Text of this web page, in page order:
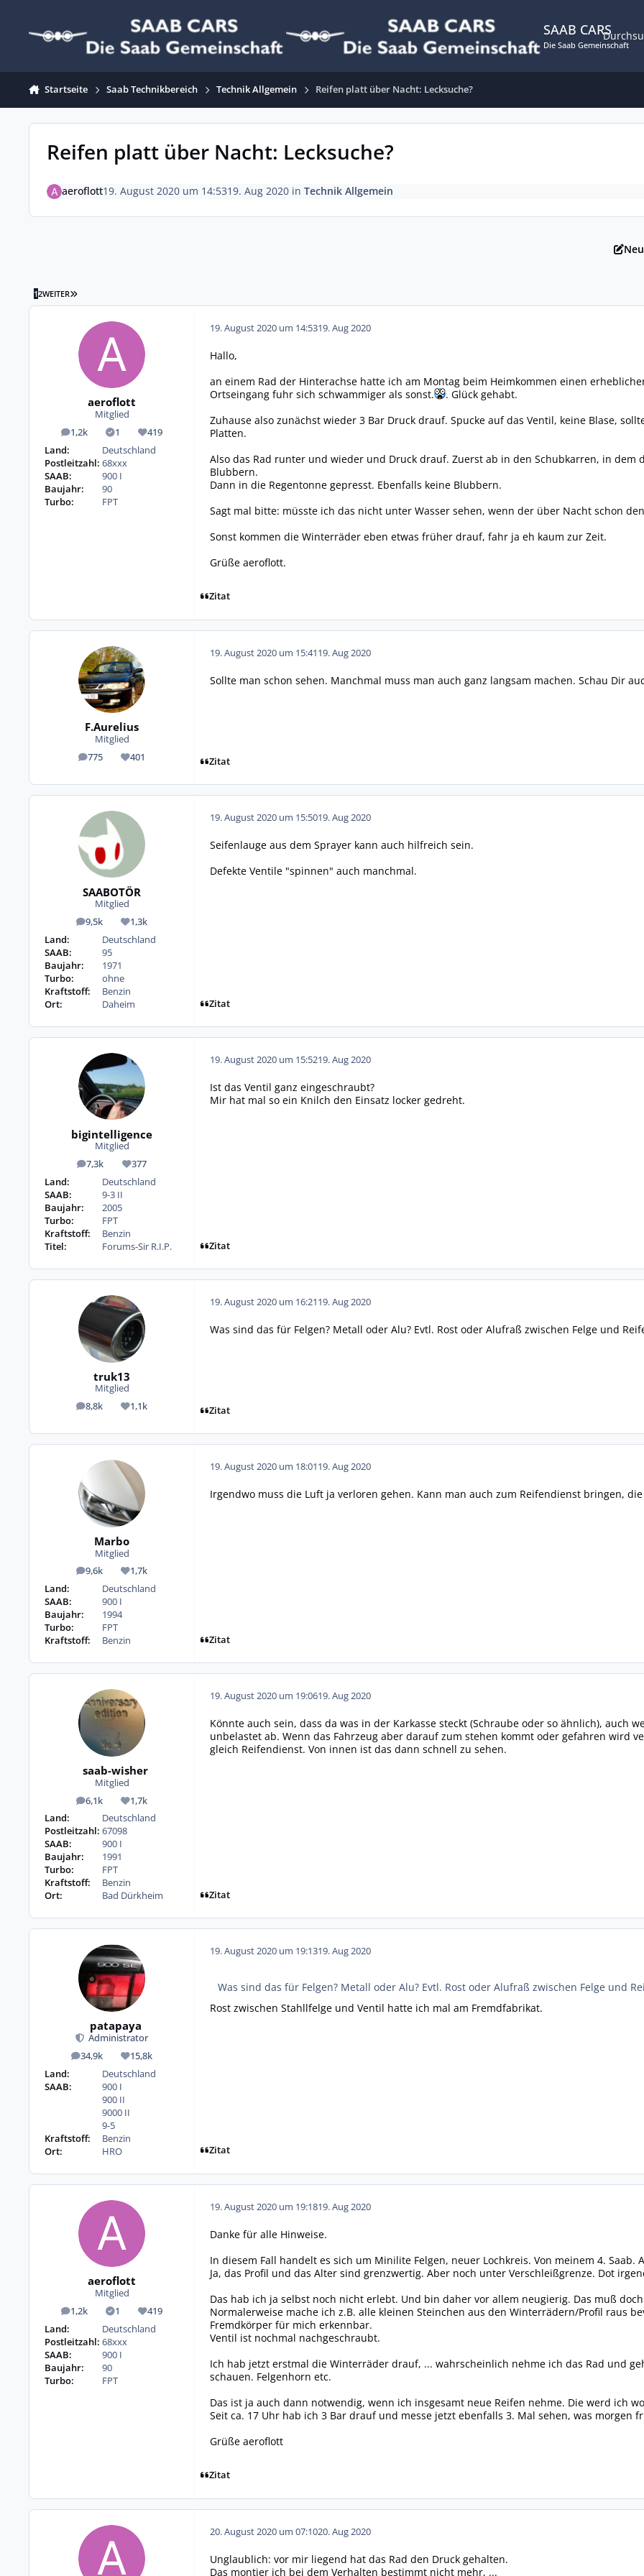
SAAB CARS
Die Saab Gemeinschaft
Startseite Saab Technikbereich Technik Allgemein Reifen platt über Nacht: Lecksuche?
Reifen platt über Nacht: Lecksuche?
aeroflott19. August 2020 um 14:5319. Aug 2020in Technik Allgemein
12WEITER LETZTE SEITE
aeroflott
Mitglied
1,2k
Beiträge 1
Lösungen419
Reputation
Land:
Deutschland
Postleitzahl: 68xxx
SAAB:
900 I
Baujahr:
90
Turbo:
FPT
19. August 2020 um 14:5319. Aug 2020
Hallo,
an einem Rad der Hinterachse hatte ich am Montag beim Heimkommen einen
Ortseingang fuhr sich schwammiger als sonst.
. Glück gehabt.
Zuhause also zunächst wieder 3 Bar Druck drauf. Spucke auf das Ventil, keine Blase,
Platten.
Also das Rad runter und wieder und Druck drauf. Zuerst ab in den Schubkarren, in dem
Blubbern.
Dann in die Regentonne gepresst. Ebenfalls keine Blubbern.
Sagt mal bitte: müsste ich das nicht unter Wasser sehen, wenn der über Nacht schon
Sonst kommen die Winterräder eben etwas früher drauf, fahr ja eh kaum zur Zeit.
Grüße aeroflott.
Zitat
F.Aurelius
Mitglied
775
Beiträge 401
Reputation
19. August 2020 um 15:4119. Aug 2020
Sollte man schon sehen. Manchmal muss man auch ganz langsam machen. Schau Dir
Zitat
SAABOTÖR
Mitglied
9,5k
Beiträge 1,3k
Reputation
Land:
Deutschland
SAAB:
95
Baujahr:
1971
Turbo:
ohne
Kraftstoff:
Benzin
Ort:
Daheim
19. August 2020 um 15:5019. Aug 2020
Seifenlauge aus dem Sprayer kann auch hilfreich sein.
Defekte Ventile "spinnen" auch manchmal.
Zitat
bigintelligence
Mitglied
7,3k
Beiträge 377
Reputation
Land:
Deutschland
SAAB:
9-3 II
Baujahr:
2005
Turbo:
FPT
Kraftstoff:
Benzin
Titel:
Forums-Sir R.I.P.
19. August 2020 um 15:5219. Aug 2020
Ist das Ventil ganz eingeschraubt?
Mir hat mal so ein Knilch den Einsatz locker gedreht.
Zitat
truk13
Mitglied
8,8k
Beiträge 1,1k
Reputation
19. August 2020 um 16:2119. Aug 2020
Was sind das für Felgen? Metall oder Alu? Evtl. Rost oder Alufraß zwischen Felge und
Zitat
Marbo
Mitglied
9,6k
Beiträge 1,7k
Reputation
Land:
Deutschland
SAAB:
900 I
Baujahr:
1994
Turbo:
FPT
Kraftstoff:
Benzin
19. August 2020 um 18:0119. Aug 2020
Irgendwo muss die Luft ja verloren gehen. Kann man auch zum Reifendienst bringen,
Zitat
saab-wisher
Mitglied
6,1k
Beiträge 1,7k
Reputation
Land:
Deutschland
Postleitzahl: 67098
SAAB:
900 I
Baujahr:
1991
Turbo:
FPT
Kraftstoff:
Benzin
Ort:
Bad Dürkheim
19. August 2020 um 19:0619. Aug 2020
Könnte auch sein, dass da was in der Karkasse steckt (Schraube oder so ähnlich), auch
unbelastet ab. Wenn das Fahrzeug aber darauf zum stehen kommt oder gefahren wird
gleich Reifendienst. Von innen ist das dann schnell zu sehen.
Zitat
patapaya
Administrator
34,9k
Beiträge 15,8k
Reputation
Land:
Deutschland
SAAB:
900 I
900 II
9000 II
9-5
Kraftstoff:
Benzin
Ort:
HRO
19. August 2020 um 19:1319. Aug 2020
Was sind das für Felgen? Metall oder Alu? Evtl. Rost oder Alufraß zwischen Felge und
Rost zwischen Stahllfelge und Ventil hatte ich mal am Fremdfabrikat.
Zitat
aeroflott
Mitglied
1,2k
Beiträge 1
Lösungen419
Reputation
Land:
Deutschland
Postleitzahl: 68xxx
SAAB:
900 I
Baujahr:
90
Turbo:
FPT
19. August 2020 um 19:1819. Aug 2020
Danke für alle Hinweise.
In diesem Fall handelt es sich um Minilite Felgen, neuer Lochkreis. Von meinem 4. Saab.
Ja, das Profil und das Alter sind grenzwertig. Aber noch unter Verschleißgrenze. Dot
Das hab ich ja selbst noch nicht erlebt. Und bin daher vor allem neugierig. Das muß
Normalerweise mache ich z.B. alle kleinen Steinchen aus den Winterrädern/Profil raus
Fremdkörper für mich erkennbar.
Ventil ist nochmal nachgeschraubt.
Ich hab jetzt erstmal die Winterräder drauf, ... wahrscheinlich nehme ich das Rad und
schauen. Felgenhorn etc.
Das ist ja auch dann notwendig, wenn ich insgesamt neue Reifen nehme. Die werd ich
Seit ca. 17 Uhr hab ich 3 Bar drauf und messe jetzt ebenfalls 3. Mal sehen, was morgen
Grüße aeroflott
Zitat
20. August 2020 um 07:1020. Aug 2020
Unglaublich: vor mir liegend hat das Rad den Druck gehalten.
Das montier ich bei dem Verhalten bestimmt nicht mehr, ...